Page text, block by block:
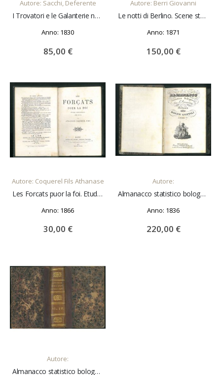
Autore: Sacchi, Deferente
I Trovatori e le Galanterie nel Medio Evo. Ricordo.
Anno: 1830
85,00 €
Autore: Berri Giovanni
Le notti di Berlino. Scene storico romantiche sulla Prussia e la sua corte.
Anno: 1871
150,00 €
AGGIUNGI AL CARRELLO
Autore: Coquerel Fils Athanase
Les Forcats puor la foi. Etude historique (1684-1775).
Anno: 1866
30,00 €
AGGIUNGI AL CARRELLO
Autore:
Almanacco statistico bolognese, per l'anno 1836. Dedicato alle donne gentili. Anno 7°. UNITO A: Almanacco statistico bolognese, per l'anno 1837. Dedicato alle donne gentili. Anno 8°
Anno: 1836
220,00 €
Autore:
Almanacco statistico bolognese, per l'anno 1840. Dedicato alle donne gentili. Anno XI°. UNITO A: Almanacco statistico bolognese, per l'anno 1841. Dedicato alle donne gentili. Anno XII°